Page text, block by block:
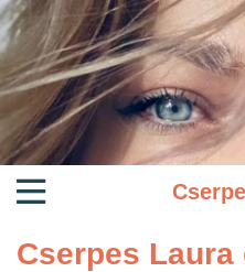
Cserpes